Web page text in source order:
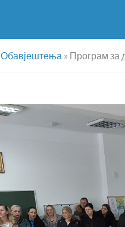
Обавјештења » Програм за